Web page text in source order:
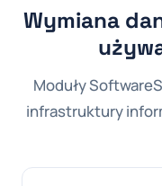
Wymiana
Moduły
infrastruktury